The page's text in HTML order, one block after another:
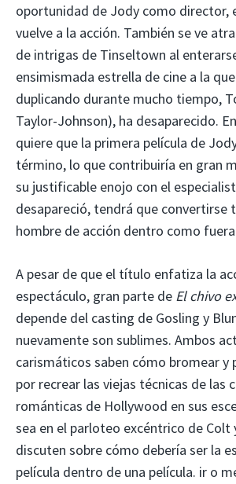
oportunidad de Jody como director,
vuelve a la acción. También se ve
de intrigas de Tinseltown al
ensimismada estrella de cine a la
duplicando durante mucho tiempo,
Taylor-Johnson), ha desaparecido.
quiere que la primera película de
término, lo que contribuiría en gran
su justificable enojo con el
desapareció, tendrá que convertirse
hombre de acción dentro como
A pesar de que el título enfatiza la
espectáculo, gran parte de El chivo
depende del casting de Gosling y
nuevamente son sublimes. Ambos
carismáticos saben cómo bromear y
por recrear las viejas técnicas de las
románticas de Hollywood en sus
sea en el parloteo excéntrico de Colt
discuten sobre cómo debería ser la
película dentro de una película. ir o